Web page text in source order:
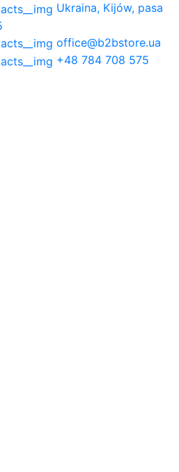
Ukraina, Kijów, pasa
office@b2bstore.ua
+48 784 708 575